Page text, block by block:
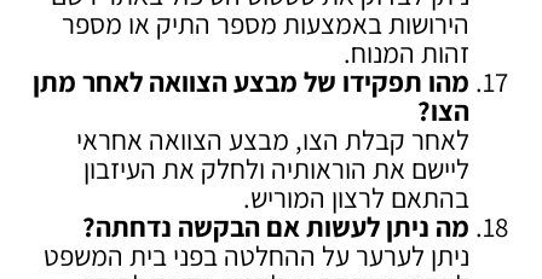
הירושות באמצעות מספר התיק או מספר
זהות המנוח.
מהו תפקידו של מבצע הצוואה לאחר מתן
הצו?
לאחר קבלת הצו, מבצע הצוואה אחראי
ליישם את הוראותיה ולחלק את העיזבון
בהתאם לרצון המוריש.
מה ניתן לעשות אם הבקשה נדחתה?
ניתן לערער על ההחלטה בפני בית המשפט